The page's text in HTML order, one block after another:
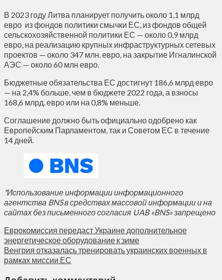
В 2023 году Литва планирует получить около 1,1 млрд
евро из фондов политики смычки ЕС, из фондов общей
сельскохозяйственной политики ЕС — около 0,9 млрд
евро, на реализацию крупных инфраструктурных сетевых
проектов — около 347 млн. евро, на закрытие Игналинской
АЭС — около 60 млн евро.
Бюджетные обязательства ЕС достигнут 186,6 млрд евро
— на 2,4% больше, чем в бюджете 2022 года, а взносы
168,6 млрд. евро или на 0,8% меньше.
Соглашение должно быть официально одобрено как
Европейским Парламентом, так и Советом ЕС в течение
14 дней.
*Использование информации информационного
агентства BNS в средствах массовой информации и на
сайтах без письменного согласия UAB «BNS» запрещено
Еврокомиссия передаст Украине дополнительное
энергетическое оборудование к зиме
Венгрия отказалась тренировать украинских военных в
рамках миссии ЕС